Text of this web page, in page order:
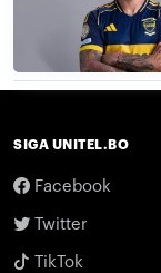
SIGA UNITEL.BO
Facebook
Twitter
TikTok